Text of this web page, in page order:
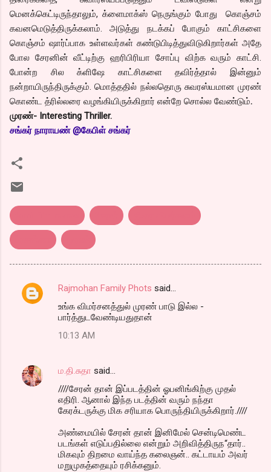
மெனக்கெட்டிருந்தாலும், க்ளைமாக்ஸ் நெருங்கும் போது கொஞ்சம்
கவனமெடுத்திருக்கலாம். அடுத்து நடக்கப் போகும் காட்சிகளை
கொஞ்சம் ஷார்ப்பாக உள்ளவர்கள் கண்டுபிடித்துவிடுகிறார்கள் அதே
போல சேரனின் வீட்டிற்கு ஹரிபிரியா சோப்பு விற்க வரும் காட்சி.
போன்ற சில க்ளிஷே காட்சிகளை தவிர்த்தால் இன்னும்
நன்றாயிருந்திருக்கும். மொத்ததில் நல்லதொரு சுவரஸ்யமான முரண்
கொண்ட த்ரில்லரை வழங்கியிருக்கிறார் என்றே சொல்ல வேண்டும்.
முரண்- Interesting Thriller.
சங்கர் நாராயண் @கேபிள் சங்கர்
C
n
Rajmohan Family Phots said…
உங்க விமர்சனத்துல் முரண் பாடு இல்ல -
பார்த்துடவேண்டியதுதான்
10:13 AM
ம.தி.சுதா said…
////சேரன் தான் இப்படத்தின் ஓபனிங்கிற்கு முதல்
எதிரி. ஆனால் இந்த படத்தின் வரும் நந்தா
கேரக்டருக்கு மிக சரியாக பொருந்தியிருக்கிறார்.////
அண்மையில் சேரன் தான் இனிமேல் சென்டிமெண்ட
படங்கள் எடுப்பதில்லை என்றும் அறிவித்திருந“தார்..
மிகவும் திறமை வாய்ந்த கலைஞன்.. கட்டாயம் அவர்
மறுமுகத்தையும் ரசிக்கனும்.